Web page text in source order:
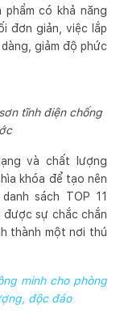
có khả năng
đơn giản, việc lắp
giảm độ phức
tĩnh điện chống
và chất lượng
khóa để tạo nên
sách TOP 11
được sự chắc chắn
thành một nơi thú
minh cho phòng
độc đáo